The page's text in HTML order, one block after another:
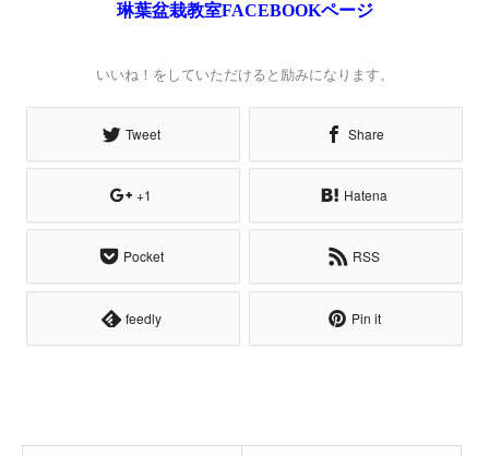
琳葉盆栽教室FACEBOOKページ
いいね！をしていただけると励みになります。
Tweet Share
+1 Hatena
Pocket RSS
feedly Pin it